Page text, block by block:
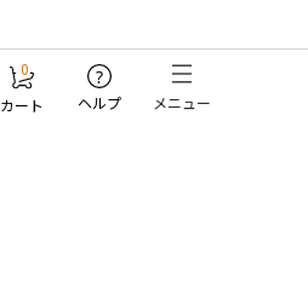
0
カート
?
ヘルプ メニュー